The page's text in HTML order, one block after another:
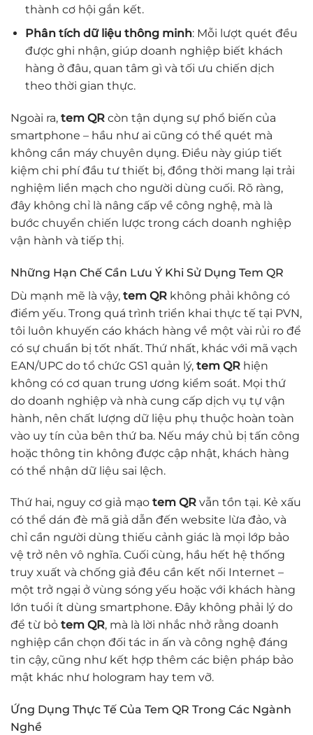
thành cơ hội gắn kết.
Phân tích dữ liệu thông minh: Mỗi lượt quét đều
được ghi nhận, giúp doanh nghiệp biết khách
hàng ở đâu, quan tâm gì và tối ưu chiến dịch
theo thời gian thực.
Ngoài ra, tem QR còn tận dụng sự phổ biến của
smartphone – hầu như ai cũng có thể quét mà
không cần máy chuyên dụng. Điều này giúp tiết
kiệm chi phí đầu tư thiết bị, đồng thời mang lại trải
nghiệm liền mạch cho người dùng cuối. Rõ ràng,
đây không chỉ là nâng cấp về công nghệ, mà là
bước chuyển chiến lược trong cách doanh nghiệp
vận hành và tiếp thị.
Những Hạn Chế Cần Lưu Ý Khi Sử Dụng Tem QR
Dù mạnh mẽ là vậy, tem QR không phải không có
điểm yếu. Trong quá trình triển khai thực tế tại PVN,
tôi luôn khuyến cáo khách hàng về một vài rủi ro để
có sự chuẩn bị tốt nhất. Thứ nhất, khác với mã vạch
EAN/UPC do tổ chức GS1 quản lý, tem QR hiện
không có cơ quan trung ương kiểm soát. Mọi thứ
do doanh nghiệp và nhà cung cấp dịch vụ tự vận
hành, nên chất lượng dữ liệu phụ thuộc hoàn toàn
vào uy tín của bên thứ ba. Nếu máy chủ bị tấn công
hoặc thông tin không được cập nhật, khách hàng
có thể nhận dữ liệu sai lệch.
Thứ hai, nguy cơ giả mạo tem QR vẫn tồn tại. Kẻ xấu
có thể dán đè mã giả dẫn đến website lừa đảo, và
chỉ cần người dùng thiếu cảnh giác là mọi lớp bảo
vệ trở nên vô nghĩa. Cuối cùng, hầu hết hệ thống
truy xuất và chống giả đều cần kết nối Internet –
một trở ngại ở vùng sóng yếu hoặc với khách hàng
lớn tuổi ít dùng smartphone. Đây không phải lý do
để từ bỏ tem QR, mà là lời nhắc nhở rằng doanh
nghiệp cần chọn đối tác in ấn và công nghệ đáng
tin cậy, cũng như kết hợp thêm các biện pháp bảo
mật khác như hologram hay tem vỡ.
Ứng Dụng Thực Tế Của Tem QR Trong Các Ngành
Nghề